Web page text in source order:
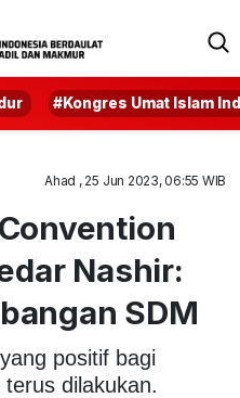
#Kongres Umat Islam
Ahad , 25 Jun 2023, 06:55 WIB
Nashir:
SDM
positif bagi
dilakukan.